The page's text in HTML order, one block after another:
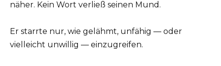
näher. Kein Wort verließ seinen Mund.
Er starrte nur, wie gelähmt, unfähig — oder
vielleicht unwillig — einzugreifen.